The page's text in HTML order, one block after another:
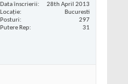
Data înscrierii
28th April 2013
Locaţie
Bucuresti
Posturi
297
Putere Rep
31